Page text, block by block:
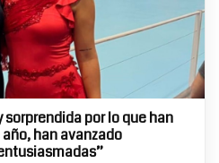
por lo que han
han avanzado